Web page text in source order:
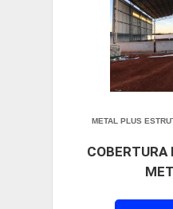
METAL PLUS
COBERTURA